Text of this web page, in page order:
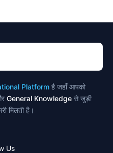
Platformहै जहाँ आपको
General Knowledgeसे जुड़ी
मिलती है।
Us